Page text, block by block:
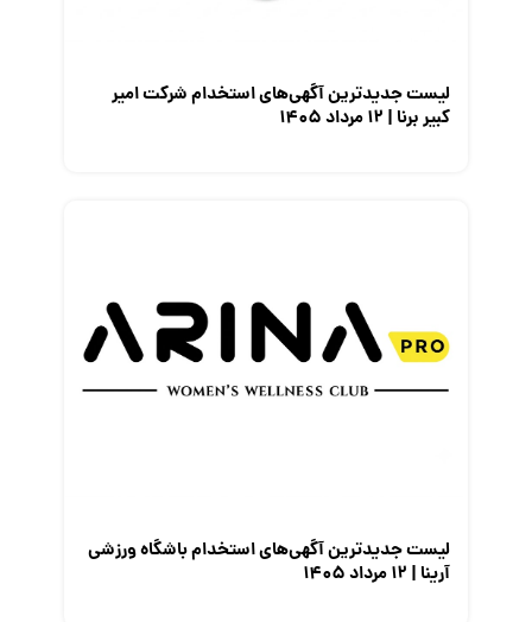
لیست جدیدترین آگهی‌های استخدام شرکت امیر
کبیر برنا | ۱۲ مرداد ۱۴۰۵
لیست جدیدترین آگهی‌های استخدام باشگاه ورزشی
آرینا | ۱۲ مرداد ۱۴۰۵